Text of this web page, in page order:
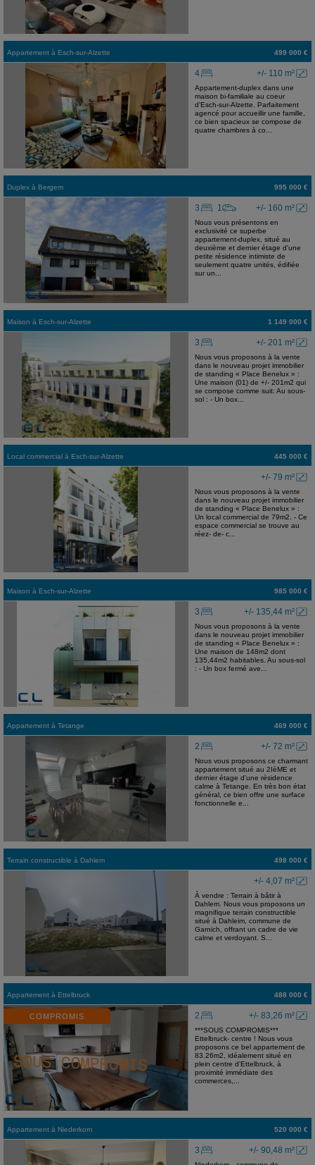
Appartement à Esch-sur-Alzette 499 000 €
+/- 110 m²
4
Appartement-duplex dans une
maison bi-familiale au coeur
d'Esch-sur-Alzette. Parfaitement
agencé pour accueillir une famille,
ce bien spacieux se compose de
quatre chambres à co...
Duplex à Bergem 995 000 €
+/- 160 m²
3 1
Nous vous présentons en
exclusivité ce superbe
appartement-duplex, situé au
deuxième et dernier étage d'une
petite résidence intimiste de
seulement quatre unités, édifiée
sur un...
Maison à Esch-sur-Alzette 1 149 000 €
+/- 201 m²
3
Nous vous proposons à la vente
dans le nouveau projet immobilier
de standing « Place Benelux » :
Une maison (01) de +/- 201m2 qui
se compose comme suit: Au sous-
sol : - Un box...
Local commercial à Esch-sur-Alzette 445 000 €
+/- 79 m²
Nous vous proposons à la vente
dans le nouveau projet immobilier
de standing « Place Benelux » :
Un local commercial de 79m2. - Ce
espace commercial se trouve au
réez- de- c...
Maison à Esch-sur-Alzette 985 000 €
+/- 135,44 m²
3
Nous vous proposons à la vente
dans le nouveau projet immobilier
de standing « Place Benelux » :
Une maison de 148m2 dont
135,44m2 habitables. Au sous-sol
: - Un box fermé ave...
Appartement à Tetange 469 000 €
+/- 72 m²
2
Nous vous proposons ce charmant
appartement situé au 2IèME et
dernier étage d'une résidence
calme à Tetange. En très bon état
général, ce bien offre une surface
fonctionnelle e...
Terrain constructible à Dahlem 498 000 €
+/- 4,07 m²
À vendre : Terrain à bâtir à
Dahlem. Nous vous proposons un
magnifique terrain constructible
situé à Dahleim, commune de
Garnich, offrant un cadre de vie
calme et verdoyant. S...
Appartement à Ettelbruck 488 000 €
COMPROMIS +/- 83,26 m²
2
***SOUS COMPROMIS***
Ettelbruck- centre ! Nous vous
proposons ce bel appartement de
83.26m2, idéalement situé en
plein centre d'Ettelbruck, à
proximité immédiate des
commerces,...
Appartement à Niederkorn 520 000 €
+/- 90,48 m²
3